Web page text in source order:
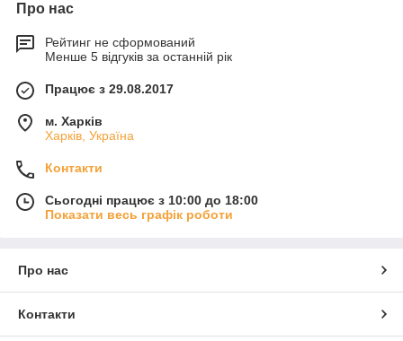
Про нас
Рейтинг не сформований
Менше 5 відгуків за останній рік
Працює з 29.08.2017
м. Харків
Харків, Україна
Контакти
Сьогодні працює з 10:00 до 18:00
Показати весь графік роботи
Про нас
Контакти